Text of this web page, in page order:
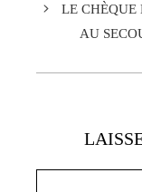
LE CHÈQUE
AU